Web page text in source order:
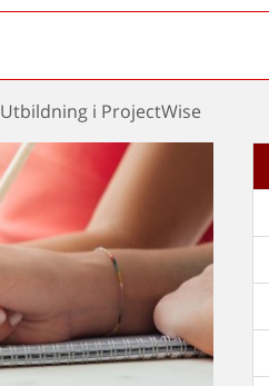
Utbildning i ProjectWise